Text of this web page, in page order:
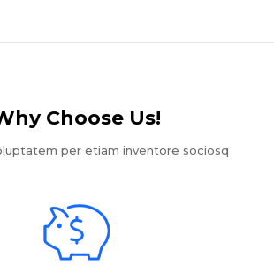
Choose Us!​
per etiam inventore sociosq